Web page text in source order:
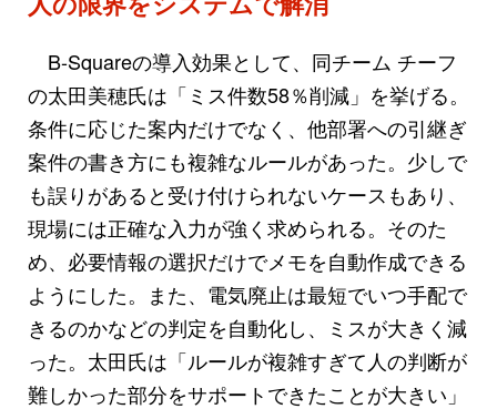
B-Squareの導入効果として、同チーム チーフ
の太田美穂氏は「ミス件数58％削減」を挙げる。
条件に応じた案内だけでなく、他部署への引継ぎ
案件の書き方にも複雑なルールがあった。少しで
も誤りがあると受け付けられないケースもあり、
現場には正確な入力が強く求められる。そのた
め、必要情報の選択だけでメモを自動作成できる
ようにした。また、電気廃止は最短でいつ手配で
きるのかなどの判定を自動化し、ミスが大きく減
った。太田氏は「ルールが複雑すぎて人の判断が
難しかった部分をサポートできたことが大きい」